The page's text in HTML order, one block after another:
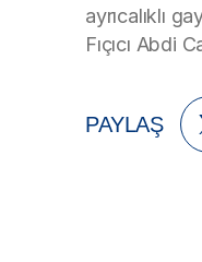
ayrıcalıklı
Fıçıcı Abdi
PAYLAŞ